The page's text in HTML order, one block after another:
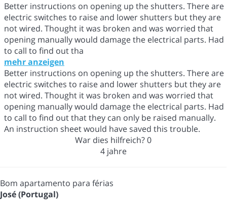
Better instructions on opening up the shutters. There are
electric switches to raise and lower shutters but they are
not wired. Thought it was broken and was worried that
opening manually would damage the electrical parts. Had
to call to find out tha
mehr anzeigen
Better instructions on opening up the shutters. There are
electric switches to raise and lower shutters but they are
not wired. Thought it was broken and was worried that
opening manually would damage the electrical parts. Had
to call to find out that they can only be raised manually.
An instruction sheet would have saved this trouble.
War dies hilfreich?0
4 jahre
Bom apartamento para férias
José (Portugal)